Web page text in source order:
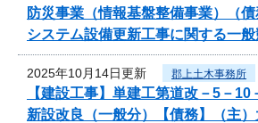
防災事業（情報基盤整備事業）（
システム設備更新工事に関する一
2025年10月14日更新 郡上土木事務所
【建設工事】単建工第道改－5－
新設改良（一般分）【債務】（主